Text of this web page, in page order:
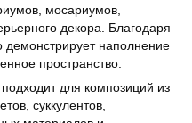
мосариумов,
декора. Благодаря
демонстрирует наполнение
пространство.
для композиций из
суккулентов,